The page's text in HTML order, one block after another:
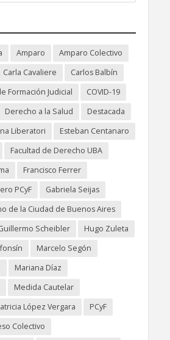
Amparo
Amparo Colectivo
Carla Cavaliere
Carlos Balbín
Formación Judicial
COVID-19
Derecho a la Salud
Destacada
Liberatori
Esteban Centanaro
Facultad de Derecho UBA
Francisco Ferrer
PCyF
Gabriela Seijas
de la Ciudad de Buenos Aires
Scheibler
Hugo Zuleta
Marcelo Segón
Mariana Díaz
Medida Cautelar
López Vergara
PCyF
Colectivo